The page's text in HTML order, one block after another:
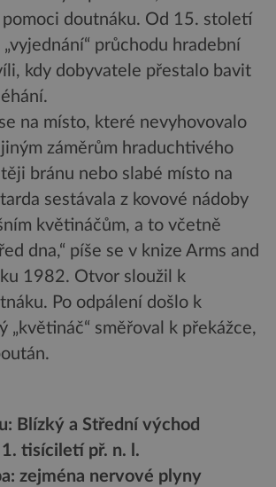
pomoci doutnáku. Od 15. století
průchodu hradební
kdy dobyvatele přestalo bavit
na místo, které nevyhovovalo
záměrům hraduchtivého
bránu nebo slabé místo na
sestávala z kovové nádoby
květináčům, a to včetně
dna,“ píše se v knize Arms and
1982. Otvor sloužil k
Po odpálení došlo k
„květináč“ směřoval k překážce,
Blízký a Střední východ
tisíciletí př. n. l.
zejména nervové plyny